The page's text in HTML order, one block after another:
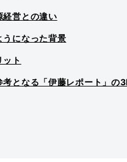
経営との違い
うになった背景
ット
考となる「伊藤レポート」の